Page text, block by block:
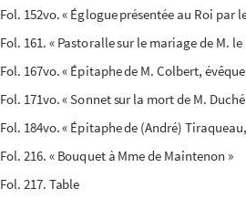
Fol. 152vo. « Églogue présentée au Roi par
Fol. 161. « Pastoralle sur le mariage de M.
Fol. 167vo. « Épitaphe de M. Colbert,
Fol. 171vo. « Sonnet sur la mort de M.
Fol. 184vo. « Épitaphe de (André)
Fol. 216. « Bouquet à Mme de Maintenon »
Fol. 217. Table